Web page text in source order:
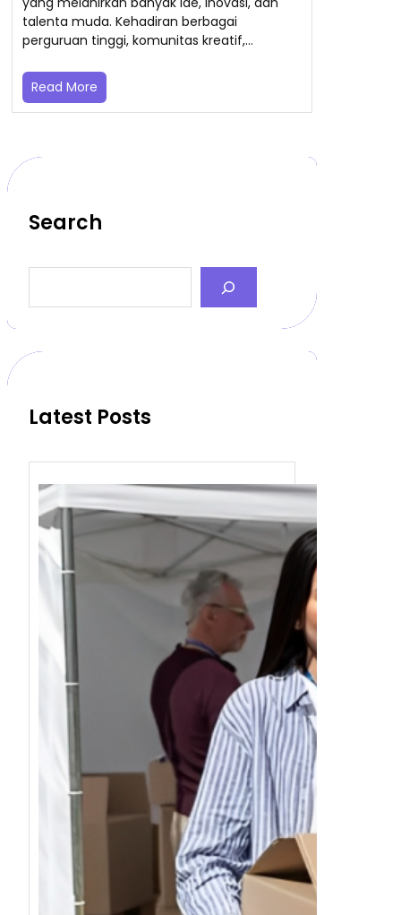
talenta muda. Kehadiran berbagai
perguruan tinggi, komunitas kreatif,…
Read More
Search
a
c
Latest Posts